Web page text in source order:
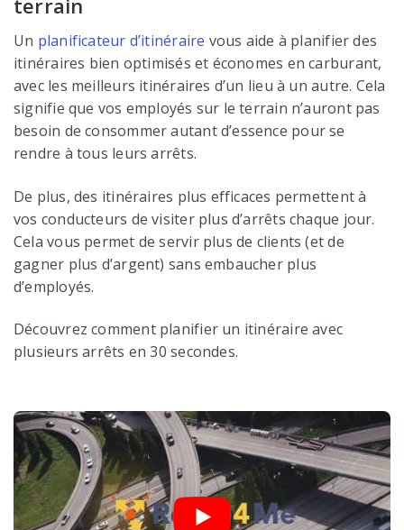
terrain
Un planificateur d’itinéraire vous aide à planifier des
itinéraires bien optimisés et économes en carburant,
avec les meilleurs itinéraires d’un lieu à un autre. Cela
signifie que vos employés sur le terrain n’auront pas
besoin de consommer autant d’essence pour se
rendre à tous leurs arrêts.
De plus, des itinéraires plus efficaces permettent à
vos conducteurs de visiter plus d’arrêts chaque jour.
Cela vous permet de servir plus de clients (et de
gagner plus d’argent) sans embaucher plus
d’employés.
Découvrez comment planifier un itinéraire avec
plusieurs arrêts en 30 secondes.